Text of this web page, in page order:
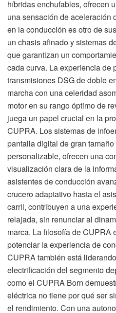
híbridas enchufables, ofrecen
una sensación de aceleración
en la conducción es otro de
un chasis afinado y sistemas
que garantizan un
cada curva. La experiencia de
transmisiones DSG de doble
marcha con una celeridad
motor en su rango óptimo de
juega un papel crucial en la
CUPRA. Los sistemas de
pantalla digital de gran
personalizable, ofrecen una
visualización clara de la
asistentes de conducción
crucero adaptativo hasta el
carril, contribuyen a una
relajada, sin renunciar al
marca. La filosofía de CUPRA
potenciar la experiencia de
CUPRA también está
electrificación del segmento
como el CUPRA Born
eléctrica no tiene por qué ser
el rendimiento. Con una